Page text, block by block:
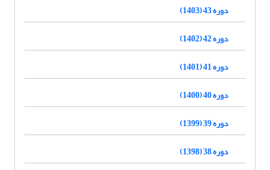
دوره 43 (1403)
دوره 42 (1402)
دوره 41 (1401)
دوره 40 (1400)
دوره 39 (1399)
دوره 38 (1398)